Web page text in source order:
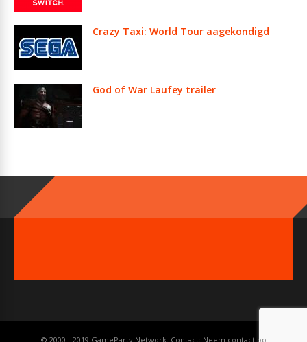
Crazy Taxi: World Tour aagekondigd
God of War Laufey trailer
© 2000 - 2019 GameParty Network. Contact: Neem contact op